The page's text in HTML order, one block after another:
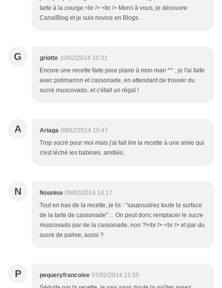
tarte à la courge.<br /> <br /> Merci à vous, je découvre
CanalBlog et je suis novice en Blogs.
G griotte 10/02/2014 10:31
Encore une recette faite pour plaire à mon mari ^^ ; je l'ai faite
avec potimarron et cassonade, en attendant de trouver du
sucre muscovado, et c'était un régal !
A Ariaga 09/02/2014 15:47
Trop sucré pour moi mais j'ai fait lire la recette à une amie qui
s'est léché les babines. amitiés.
N Nounise 09/02/2014 14:17
Tout en bas de la recette, je lis : "saupoudrez toute la surface
de la tarte de cassonade"… On peut donc remplacer le sucre
muscovado par de la cassonade, non ?!<br /> <br /> et par du
sucre de palme, aussi ?
P pequeryfrancoise 07/02/2014 15:50